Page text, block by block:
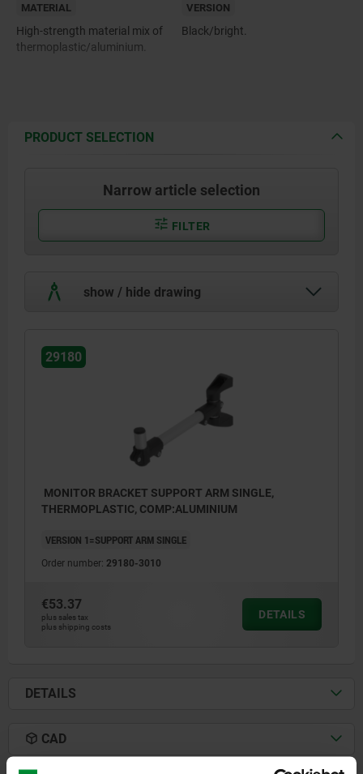
MATERIAL
High-strength material mix of
thermoplastic/aluminium.
VERSION
Black/bright.
PRODUCT SELECTION
Narrow article selection
FILTER
show / hide drawing
29180
MONITOR BRACKET SUPPORT ARM SINGLE,
THERMOPLASTIC, COMP:ALUMINIUM
VERSION 1=SUPPORT ARM SINGLE
Order number: 29180-3010
€53.37
plus sales tax
plus shipping costs
DETAILS
DETAILS
CAD